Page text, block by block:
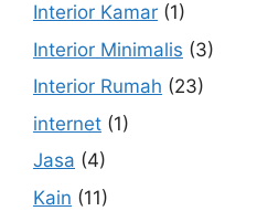
Interior Kamar (1)
Interior Minimalis (3)
Interior Rumah (23)
internet (1)
Jasa (4)
Kain (11)